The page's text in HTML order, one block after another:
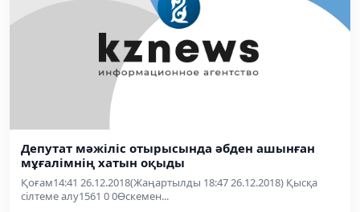
Депутат мәжіліс отырысында әбден ашынған
мұғалімнің хатын оқыды
Қоғам14:41 26.12.2018(Жаңартылды 18:47 26.12.2018) Қысқа
сілтеме алу1561 0 0Өскемен...